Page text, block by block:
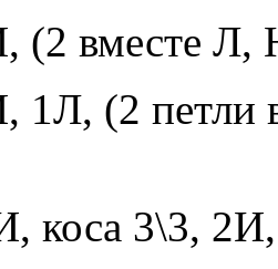
(2 вместе
1Л, (2 петли
коса 3\3,